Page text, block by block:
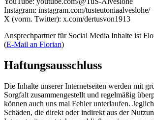
Instagram: instagram.com/tusteutoniaalveslohe/
X (vorm. Twitter): x.com/dertusvon1913
Ansprechpartner für Social Media Inhalte ist
(E-Mail an Florian)
Haftungsausschluss
Die Inhalte unserer Internetseiten werden mit
Sorgfalt zusammengestellt und regelmäßig
können auch uns mal Fehler unterlaufen.
Schäden, die direkt oder indirekt aus der